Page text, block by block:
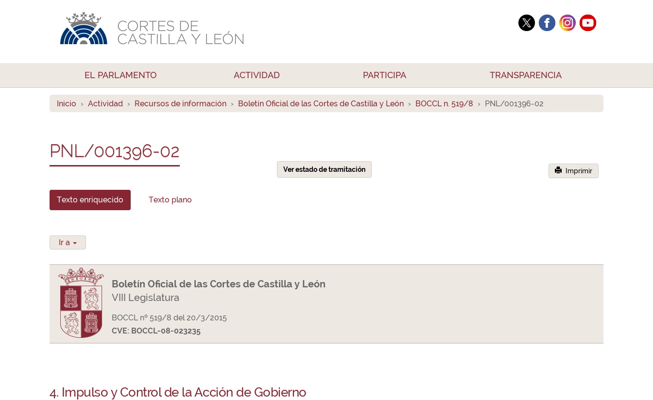
EL PARLAMENTO ACTIVIDAD PARTICIPA TRANSPARENCIA
Inicio Actividad Recursos de información Boletín Oficial de las Cortes de Castilla y León BOCCL n. 519/8 PNL/001396-02
PNL/001396-02
Ver estado de tramitación Imprimir
Texto enriquecido Texto plano
Ir a
Boletín Oficial de las Cortes de Castilla y León
VIII Legislatura
BOCCL nº 519/8 del 20/3/2015
CVE: BOCCL-08-023235
4. Impulso y Control de la Acción de Gobierno